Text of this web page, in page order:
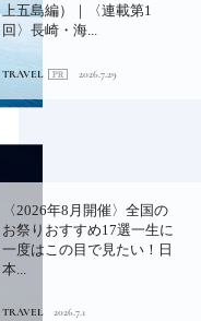
上五島編）｜〈連載第1
回〉長崎・海...
TRAVEL 2026.7.29
〈2026年8月開催〉全国の
お祭りおすすめ17選一生に
一度はこの目で見たい！日
本...
TRAVEL 2026.7.1